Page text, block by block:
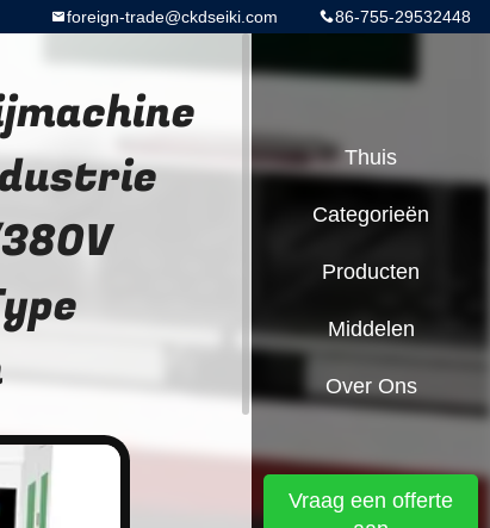
86-755-29532448
foreign-trade@ckdseiki.com
Thuis
Categorieën
Producten
Middelen
Over Ons
Vraag een offerte